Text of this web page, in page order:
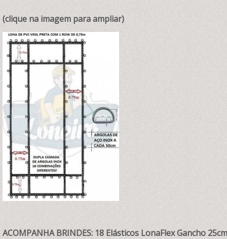
(clique na imagem para ampliar)
ACOMPANHA BRINDES: 18 Elásticos LonaFlex Gancho